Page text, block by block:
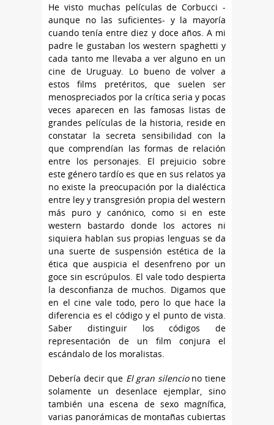
He visto muchas películas de Corbucci -
aunque no las suficientes- y la mayoría
cuando tenía entre diez y doce años. A mi
padre le gustaban los western spaghetti y
cada tanto me llevaba a ver alguno en un
cine de Uruguay. Lo bueno de volver a
estos films pretéritos, que suelen ser
menospreciados por la crítica seria y pocas
veces aparecen en las famosas listas de
grandes películas de la historia, reside en
constatar la secreta sensibilidad con la
que comprendían las formas de relación
entre los personajes. El prejuicio sobre
este género tardío es que en sus relatos ya
no existe la preocupación por la dialéctica
entre ley y transgresión propia del western
más puro y canónico, como si en este
western bastardo donde los actores ni
siquiera hablan sus propias lenguas se da
una suerte de suspensión estética de la
ética que auspicia el desenfreno por un
goce sin escrúpulos. El vale todo despierta
la desconfianza de muchos. Digamos que
en el cine vale todo, pero lo que hace la
diferencia es el código y el punto de vista.
Saber distinguir los códigos de
representación de un film conjura el
escándalo de los moralistas.
Debería decir que El gran silenciono tiene
solamente un desenlace ejemplar, sino
también una escena de sexo magnífica,
varias panorámicas de montañas cubiertas